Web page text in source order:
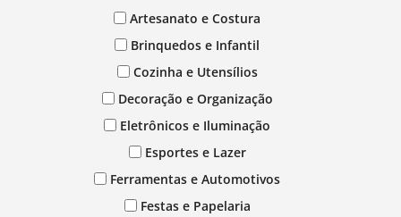
Artesanato e Costura
Brinquedos e Infantil
Cozinha e Utensílios
Decoração e Organização
Eletrônicos e Iluminação
Esportes e Lazer
Ferramentas e Automotivos
Festas e Papelaria